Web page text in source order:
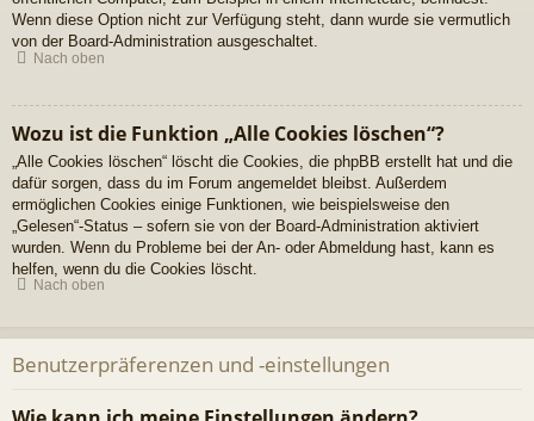
Wenn diese Option nicht zur Verfügung steht, dann wurde sie vermutlich
von der Board-Administration ausgeschaltet.
Nach oben
Wozu ist die Funktion „Alle Cookies löschen“?
„Alle Cookies löschen“ löscht die Cookies, die phpBB erstellt hat und die
dafür sorgen, dass du im Forum angemeldet bleibst. Außerdem
ermöglichen Cookies einige Funktionen, wie beispielsweise den
„Gelesen“-Status – sofern sie von der Board-Administration aktiviert
wurden. Wenn du Probleme bei der An- oder Abmeldung hast, kann es
helfen, wenn du die Cookies löscht.
Nach oben
Benutzerpräferenzen und -einstellungen